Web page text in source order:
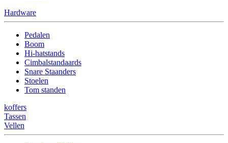
Hardware
Pedalen
Boom
Hi-hatstands
Cimbalstandaards
Snare Staanders
Stoelen
Tom standen
koffers
Tassen
Vellen